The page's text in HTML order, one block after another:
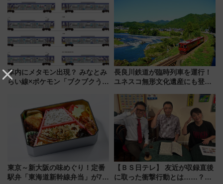
食“お弁当”試食 や 新JALアプリ
などをレポート
車内にメタモン出現？ みなとみ
らい線×ポケモン「ブクブクうみ
行開始に！ この夏は直通列車で
横浜へ！
長良川鉄道が臨時列車を運行！
ユネスコ無形文化遺産にも登録
に 乗車には予約が必要
東京～新大阪の味めぐり！定番
駅弁「東海道新幹線弁当」が7月
【ＢＳ日テレ】 友近が収録直後
に取った衝撃行動とは……？